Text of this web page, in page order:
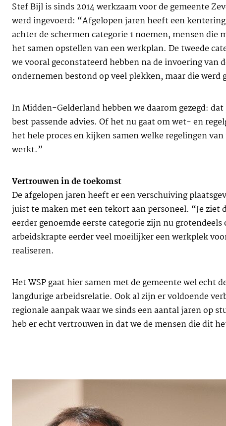
Stef Bijl is sinds 2014 werkzaam voor de gemeente
werd ingevoerd: “Afgelopen jaren heeft een
achter de schermen categorie 1 noemen, mensen
het samen opstellen van een werkplan. De tweede
we vooral geconstateerd hebben na de invoering van
ondernemen bestond op veel plekken, maar die
In Midden-Gelderland hebben we daarom gezegd:
best passende advies. Of het nu gaat om wet- en
het hele proces en kijken samen welke regelingen
werkt.”
Vertrouwen in de toekomst
De afgelopen jaren heeft er een verschuiving
juist te maken met een tekort aan personeel. “Je ziet
eerder genoemde eerste categorie zijn nu
arbeidskrapte eerder veel moeilijker een werkplek
realiseren.
Het WSP gaat hier samen met de gemeente wel echt
langdurige arbeidsrelatie. Ook al zijn er voldoende
regionale aanpak waar we sinds een aantal jaren op
heb er echt vertrouwen in dat we de mensen die dit